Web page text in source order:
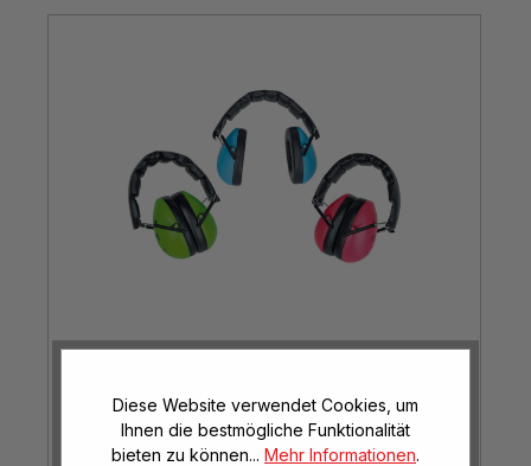
Diese Website verwendet Cookies, um
Ihnen die bestmögliche Funktionalität
bieten zu können... Mehr Informationen.